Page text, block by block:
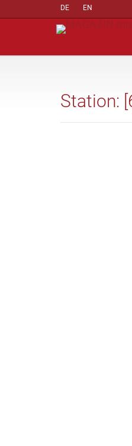
DE EN
Station: